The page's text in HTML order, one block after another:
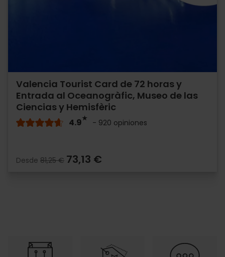
Valencia Tourist Card de 72 horas y
Entrada al Oceanogràfic, Museo de las
Ciencias y Hemisfèric
4.9 - 920 opiniones
Desde 81,25 € 73,13 €